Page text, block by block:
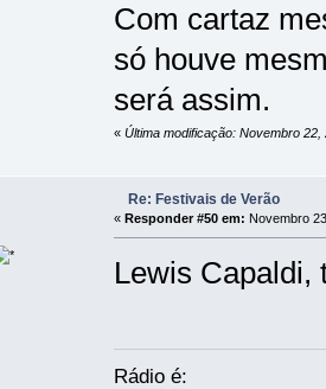
Com cartaz
só houve
será assim.
« Última modificação: Novembro
Re: Festivais de Verão
« Responder #50 em: Novembro
Lewis Capaldi,
Rádio é: